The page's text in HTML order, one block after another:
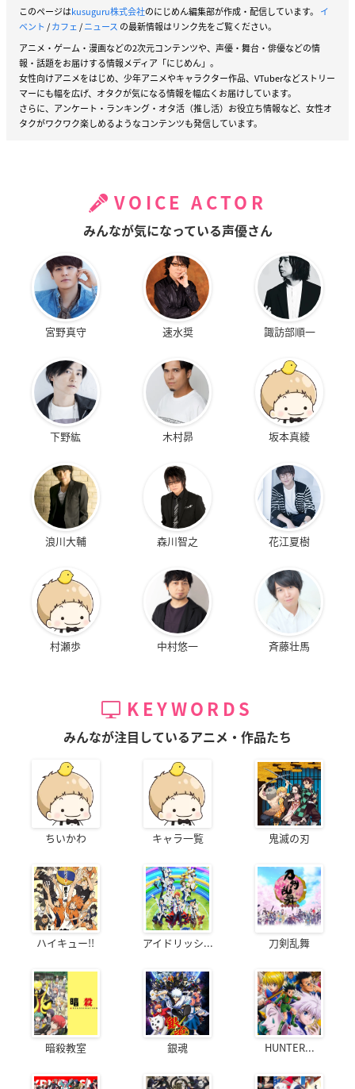
このページはkusuguru株式会社のにじめん編集部が作成・配信しています。 イ
ベント /カフェ/ニュース の最新情報はリンク先をご覧ください。
アニメ・ゲーム・漫画などの2次元コンテンツや、声優・舞台・俳優などの情
報・話題をお届けする情報メディア「にじめん」。
女性向けアニメをはじめ、少年アニメやキャラクター作品、VTuberなどストリー
マーにも幅を広げ、オタクが気になる情報を幅広くお届けしています。
さらに、アンケート・ランキング・オタ活（推し活）お役立ち情報など、女性オ
タクがワクワク楽しめるようなコンテンツも発信しています。
VOICE ACTOR
みんなが気になっている声優さん
宮野真守 速水奨 諏訪部順一
下野紘 木村昴 坂本真綾
浪川大輔 森川智之 花江夏樹
村瀬歩 中村悠一 斉藤壮馬
KEYWORDS
みんなが注目しているアニメ・作品たち
ちいかわ キャラ一覧 鬼滅の刃
ハイキュー!! アイドリッシ... 刀剣乱舞
暗殺教室 銀魂 HUNTER...